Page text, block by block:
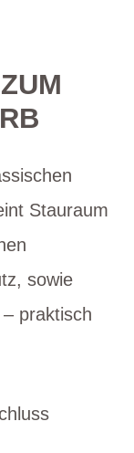
Stauraum
sowie
praktisch